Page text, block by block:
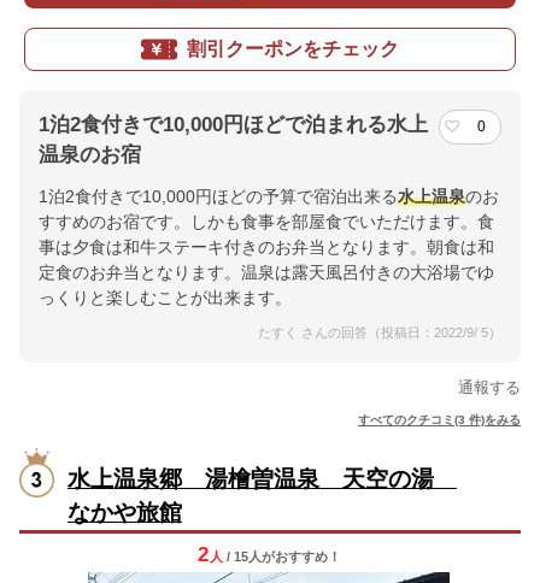
割引クーポンをチェック
1泊2食付きで10,000円ほどで泊まれる水上
温泉のお宿
0
1泊2食付きで10,000円ほどの予算で宿泊出来る水上温泉のお
すすめのお宿です。しかも食事を部屋食でいただけます。食
事は夕食は和牛ステーキ付きのお弁当となります。朝食は和
定食のお弁当となります。温泉は露天風呂付きの大浴場でゆ
っくりと楽しむことが出来ます。
たすく さんの回答（投稿日：2022/9/ 5）
通報する
すべてのクチコミ(3 件)をみる
水上温泉郷 湯檜曽温泉 天空の湯
なかや旅館
2 人 / 15人がおすすめ！